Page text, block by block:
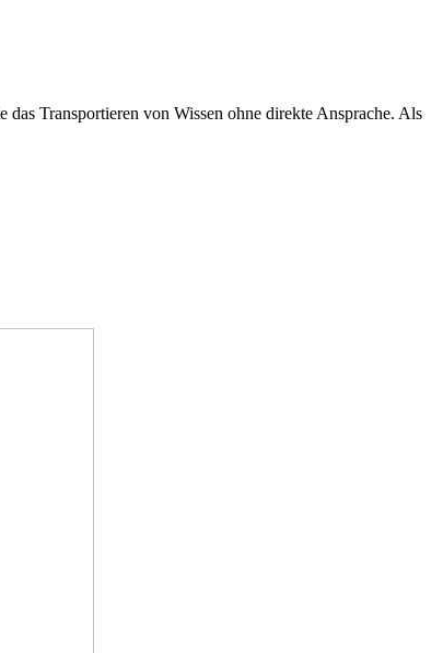
Transportieren von Wissen ohne direkte Ansprache. Als